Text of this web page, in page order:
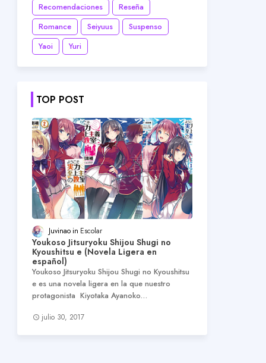
Recomendaciones
Reseña
Romance
Seiyuus
Suspenso
Yaoi
Yuri
TOP POST
Juvinao Escolar
Youkoso Jitsuryoku Shijou Shugi no
Kyoushitsu e (Novela Ligera en
español)
Youkoso Jitsuryoku Shijou Shugi no Kyoushitsu
e es una novela ligera en la que nuestro
protagonista Kiyotaka Ayanoko…
julio 30, 2017